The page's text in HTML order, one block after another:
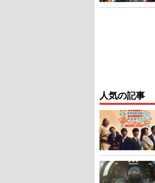
人気の記事